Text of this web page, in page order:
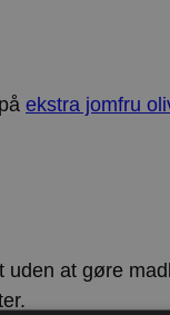
ekstra jomfru
at gøre